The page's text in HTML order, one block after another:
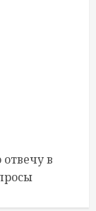
в